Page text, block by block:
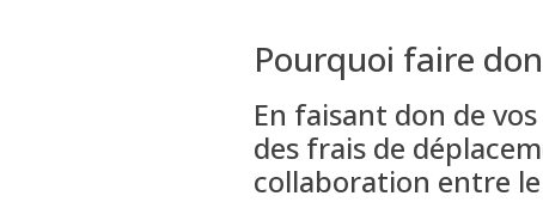
Pourquoi faire
En faisant don de
des frais de
collaboration entre